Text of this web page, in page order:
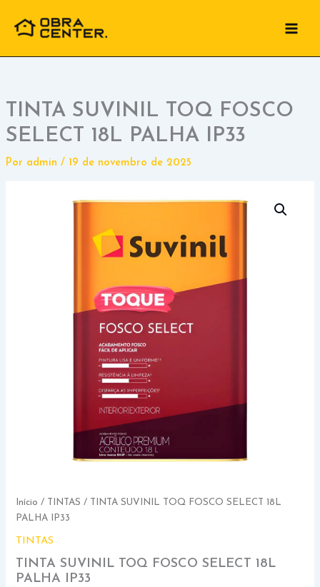
para
conteúdo
TINTA SUVINIL TOQ FOSCO
SELECT 18L PALHA IP33
Por admin / 19 de novembro de 2025
Início / TINTAS / TINTA SUVINIL TOQ FOSCO SELECT 18L
PALHA IP33
TINTAS
TINTA SUVINIL TOQ FOSCO SELECT 18L
PALHA IP33